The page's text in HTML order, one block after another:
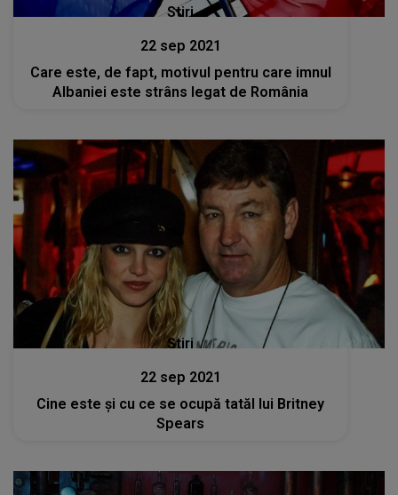
Stiri
22 sep 2021
Care este, de fapt, motivul pentru care imnul
Albaniei este strâns legat de România
Stiri
22 sep 2021
Cine este și cu ce se ocupă tatăl lui Britney
Spears